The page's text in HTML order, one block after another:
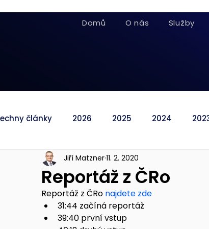
Domů O nás Služby
články 2026 2025 2024
Reportáž z ČRo
Jiří Matzner11. 2. 2020
Reportáž z ČRo najdete zde
31:44 začíná reportáž
39:40 první vstup